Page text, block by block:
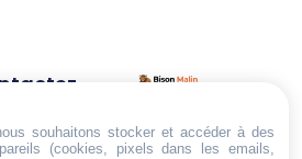
Trouvez ce qu'il vous faut,
au bon endroit
souhaitons stocker et accéder à des
(cookies, pixels dans les emails,